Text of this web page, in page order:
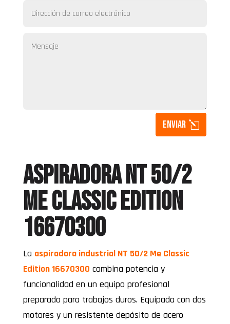
Enviar
ASPIRADORA NT 50/2
Me Classic Edition
16670300
La aspiradora industrial NT 50/2 Me Classic
Edition 16670300 combina potencia y
funcionalidad en un equipo profesional
preparado para trabajos duros. Equipada con dos
motores y un resistente depósito de acero